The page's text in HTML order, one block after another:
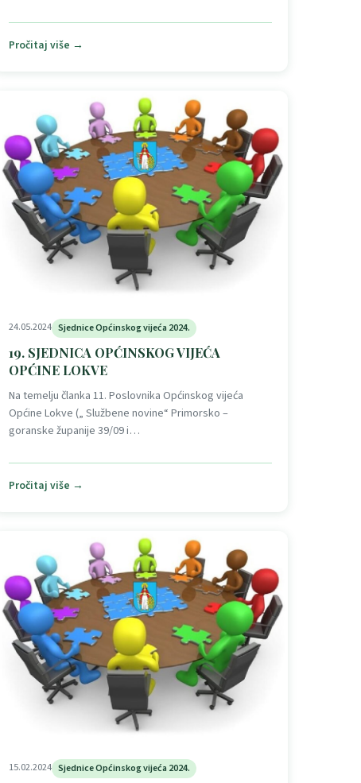
Pročitaj više →
24.05.2024 Sjednice Općinskog vijeća 2024.
19. SJEDNICA OPĆINSKOG VIJEĆA
OPĆINE LOKVE
Na temelju članka 11. Poslovnika Općinskog vijeća
Općine Lokve („ Službene novine“ Primorsko –
goranske županije 39/09 i…
Pročitaj više →
15.02.2024 Sjednice Općinskog vijeća 2024.